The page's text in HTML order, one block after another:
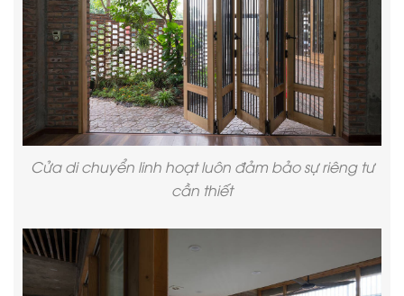
Cửa di chuyển linh hoạt luôn đảm bảo sự riêng tư
cần thiết